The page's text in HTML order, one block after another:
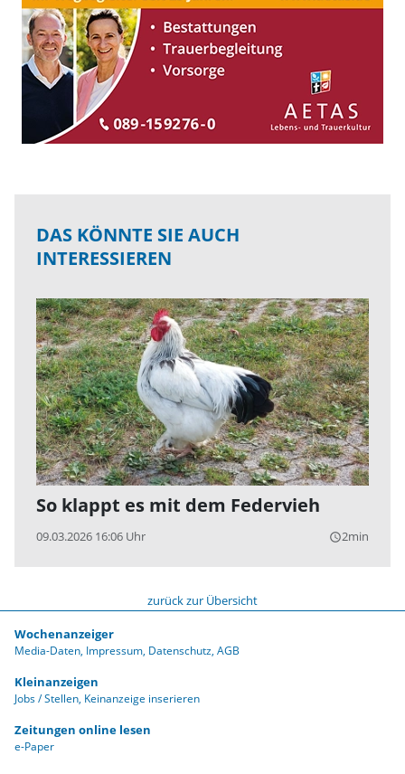
DAS KÖNNTE SIE AUCH
INTERESSIEREN
So klappt es mit dem Federvieh
09.03.2026 16:06 Uhr query_builder2min
zurück zur Übersicht
Wochenanzeiger
Media-Daten Impressum Datenschutz AGB
Kleinanzeigen
Jobs / Stellen Keinanzeige inserieren
Zeitungen online lesen
e-Paper